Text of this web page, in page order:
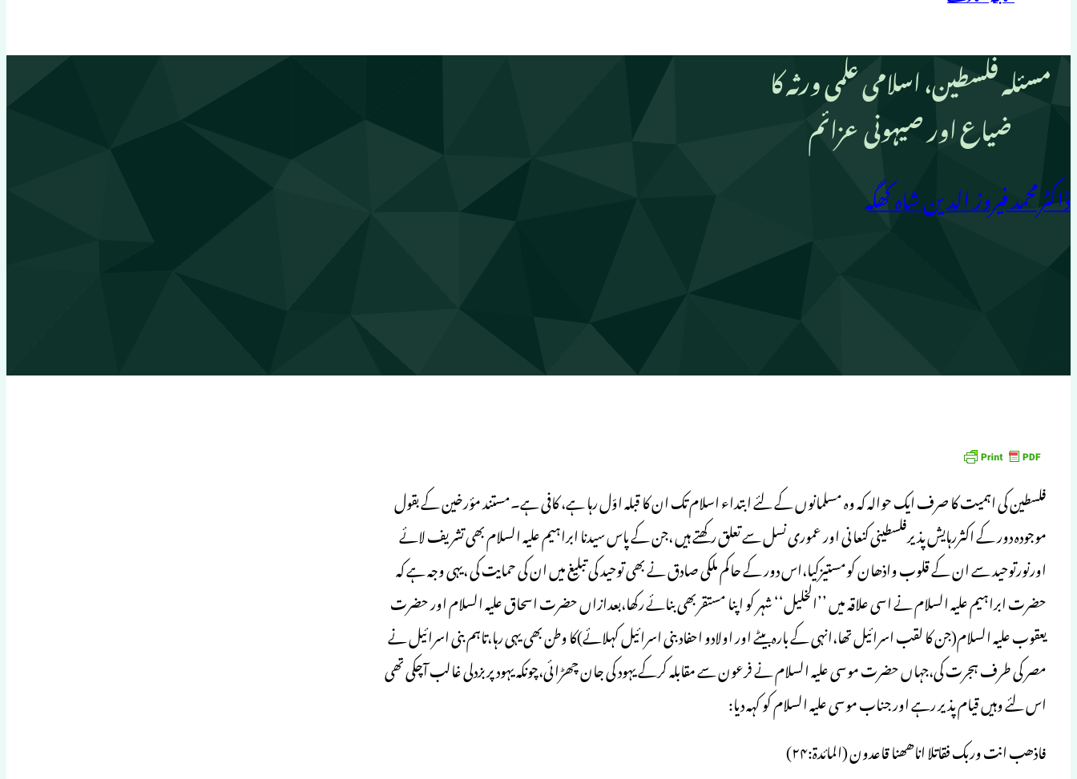
مسئلہ فلسطین، اسلامی علمی ورثہ کا
ضیاع اور صیہونی عزائم
ڈاکٹرمحمد فیروز الدین شاہ کھگہ
فلسطین کی اہمیت کا صرف ایک حوالہ کہ وہ مسلمانوں کے لئے ابتداء اسلام تک ان کا قبلہ اوّل رہا ہے، کافی ہے۔مستند مؤرخین کے بقول
موجودہ دور کے اکثررہایش پذیرفلسطینی کنعانی اور عموری نسل سے تعلق رکھتے ہیں ،جن کے پاس سیدنا ابراہیم علیہ السلام بھی تشریف لائے
اورنورتوحید سے ان کے قلوب واذھان کومستیزکیا،اس دور کے حاکم ملکی صادق نے بھی توحید کی تبلیغ میں ان کی حمایت کی ،یہی وجہ ہے کہ
حضرت ابراہیم علیہ السلام نے اسی علاقہ میں ’’الخلیل‘‘ شہر کو اپنا مستقربھی بنائے رکھا،بعدازاں حضرت اسحاق علیہ السلام اور حضرت
یعقوب علیہ السلام(جن کا لقب اسرائیل تھا،انہی کے بارہ بیٹے اور اولادو احفاد بنی اسرائیل کہلائے)کا وطن بھی یہی رہا،تاہم بنی اسرائیل نے
مصر کی طرف ہجرت کی،جہاں حضرت موسی علیہ السلام نے فرعون سے مقابلہ کرکے یہود کی جان چھڑائی،چونکہ یہود پربزدلی غالب آچکی تھی
اس لئے وہیں قیام پذیر رہے اور جناب موسی علیہ السلام کو کہہ دیا:
فاذھب انت وربک فقاتلا اناھھنا قاعدون (المائدۃ:۲۴)